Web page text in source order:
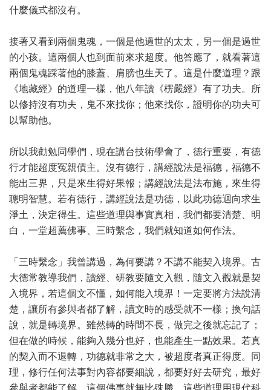
什麼儀式都沒有。
接著又看到兩個鬼魂，一個是他過世的太太，另一個是過世
的小孩。這兩個人也到面前來求超度。他答應了，就看著這
兩個鬼魂踩著他的膝蓋、肩膀也生天了。這是什麼道理？跟
《地藏經》的道理一樣，他八年讀《楞嚴經》有了功夫。所
以修持沒有功夫，鬼不來找你；他來找你，證明你的功夫可
以幫助他。
所以我勸勉同學們，現在講台技術學會了，德行重要，有德
行才能超度冤親債主。沒有德行，講經說法是福德，福德不
能出三界，只是來生得好果報；講經說法是法布施，來生得
聰明智慧。若有德行，講經說法是功德，以此功德迴向求生
淨土，決定得生。這些道理與事實真相，我們都要清楚、明
白，一堂超薦佛事、三時繫念，我們就知道如何作法。
「三時繫念」我曾講過，為何要講？不講不能契入境界。古
大德常教導我們，讀經、研教要隨文入觀，隨文入觀就是契
入境界，若這個文不懂，如何能入境界！一定要將方法說清
楚，讓所有參與者都了解，讀文時的感受就不一樣；換句話
說，就是轉境界。雖然轉的時間不長，做完之後就忘記了；
但在做的時候，能夠入幾分也好，也能產生一點效果。若真
的契入而不退轉，功德就非常之大，被超度者真正得度。同
理，修行任何法事對內容都要細說，都要好好去研究，最好
參與者都能了解，這個佛事就無比殊勝。這些道理用現代科